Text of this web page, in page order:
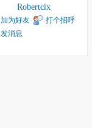
Robertcix
加为好友
打个招呼
发消息